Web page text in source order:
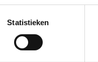
Statistieken